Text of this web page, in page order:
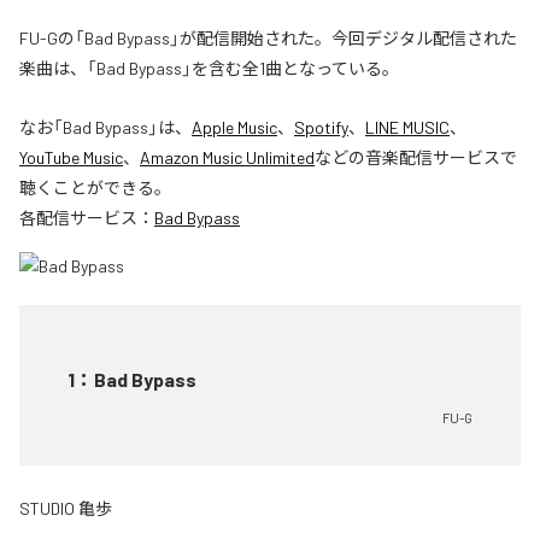
FU-Gの「Bad Bypass」が配信開始された。今回デジタル配信された
楽曲は、「Bad Bypass」を含む全1曲となっている。
なお「Bad Bypass 」は、 Apple Music、 Spotify、 LINE MUSIC、
YouTube Music、 Amazon Music Unlimitedなどの音楽配信サービスで
聴くことができる。
各配信サービス： Bad Bypass
1 ： Bad Bypass
FU-G
STUDIO 亀歩